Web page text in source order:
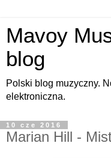
Mavoy
blog
Polski blog muzyczny.
elektroniczna.
10 cze 2016
Marian Hill -